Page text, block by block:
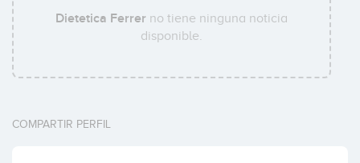
Dietetica Ferrer no tiene ninguna noticia
disponible.
COMPARTIR PERFIL